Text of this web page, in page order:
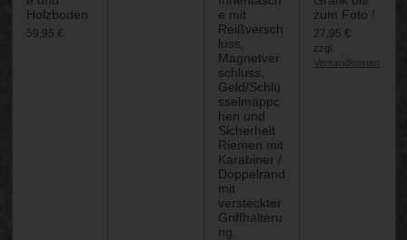
Holzboden
59,95 €
e mit
Reißversch
luss,
Magnetver
schluss,
Geld/Schlü
sselmäppc
hen und
Sicherheit
Riemen mit
Karabiner /
Doppelrand
mit
versteckter
Griffhalteru
ng.
zum Foto !
27,95 €
zzgl.
Versandkosten